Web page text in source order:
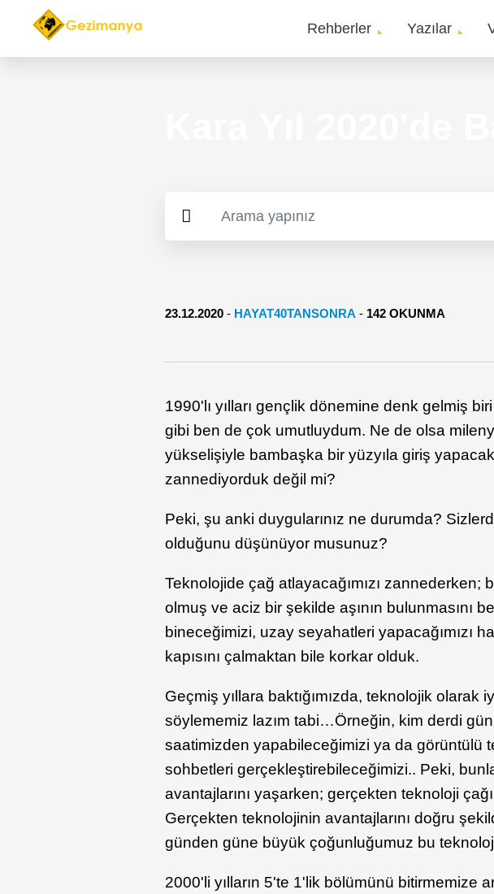
Main
Rehberler Yazılar
23.12.2020 - HAYAT40TANSONRA - 142 OKUNMA
1990'lı yılları gençlik dönemine denk gelmiş
gibi ben de çok umutluydum. Ne de olsa
yükselişiyle bambaşka bir yüzyıla giriş
zannediyorduk değil mi?
Peki, şu anki duygularınız ne durumda?
olduğunu düşünüyor musunuz?
Teknolojide çağ atlayacağımızı zannederken;
olmuş ve aciz bir şekilde aşının bulunmasını
bineceğimizi, uzay seyahatleri yapacağımızı
kapısını çalmaktan bile korkar olduk.
Geçmiş yıllara baktığımızda, teknolojik olarak
söylememiz lazım tabi…Örneğin, kim derdi
saatimizden yapabileceğimizi ya da görüntülü
sohbetleri gerçekleştirebileceğimizi.. Peki,
avantajlarını yaşarken; gerçekten teknoloji
Gerçekten teknolojinin avantajlarını doğru
günden güne büyük çoğunluğumuz bu
2000'li yılların 5'te 1'lik bölümünü bitirmemize